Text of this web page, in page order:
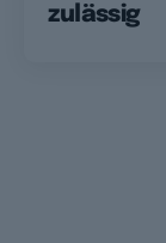
zulässig